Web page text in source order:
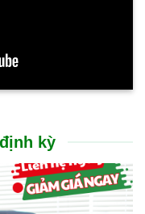
kỳ